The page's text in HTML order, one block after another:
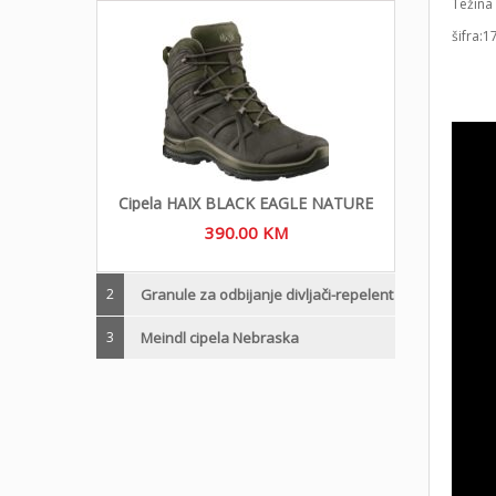
Cipela HAIX BLACK EAGLE NATURE
390.00 KM
2 Granule za odbijanje divljači-repelent
3 Meindl cipela Nebraska